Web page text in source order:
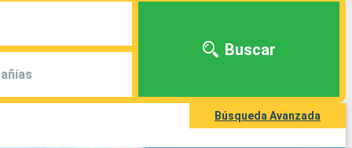
Buscar
Búsqueda Avanzada